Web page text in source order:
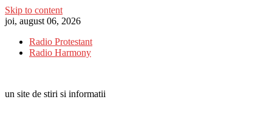
Skip to content
joi, august 06, 2026
Radio Protestant
Radio Harmony
un site de stiri si informatii